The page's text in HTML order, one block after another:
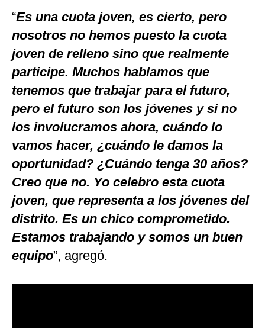
“Es una cuota joven, es cierto, pero
nosotros no hemos puesto la cuota
joven de relleno sino que realmente
participe. Muchos hablamos que
tenemos que trabajar para el futuro,
pero el futuro son los jóvenes y si no
los involucramos ahora, cuándo lo
vamos hacer, ¿cuándo le damos la
oportunidad? ¿Cuándo tenga 30 años?
Creo que no. Yo celebro esta cuota
joven, que representa a los jóvenes del
distrito. Es un chico comprometido.
Estamos trabajando y somos un buen
equipo”, agregó.